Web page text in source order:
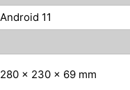
Android 11
280 x 230 x 69 mm